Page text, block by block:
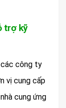
trợ kỹ
công ty
vị cung cấp
cung ứng